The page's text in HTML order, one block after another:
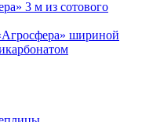
3 м из сотового
шириной